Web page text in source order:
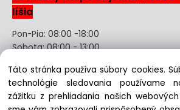
líšia
Pon-Pia: 08:00 -18:00
Sobota: 08:00 - 13:00
Odstúpenie od kúpnej zmluvy
registrácie
Táto stránka používa súbory cookies.
technológie sledovania používame
zážitku z prehliadania našich